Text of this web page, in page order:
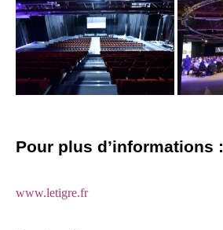
Pour plus d’informations :
www.letigre.fr